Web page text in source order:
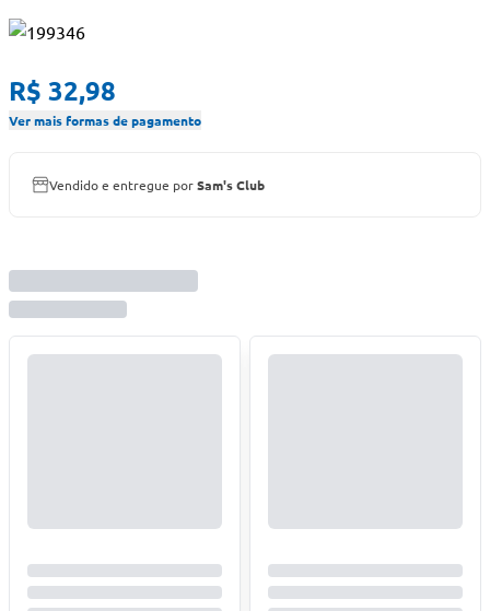
R$ 32,98
Ver mais formas de pagamento
Vendido e entregue porSam's Club